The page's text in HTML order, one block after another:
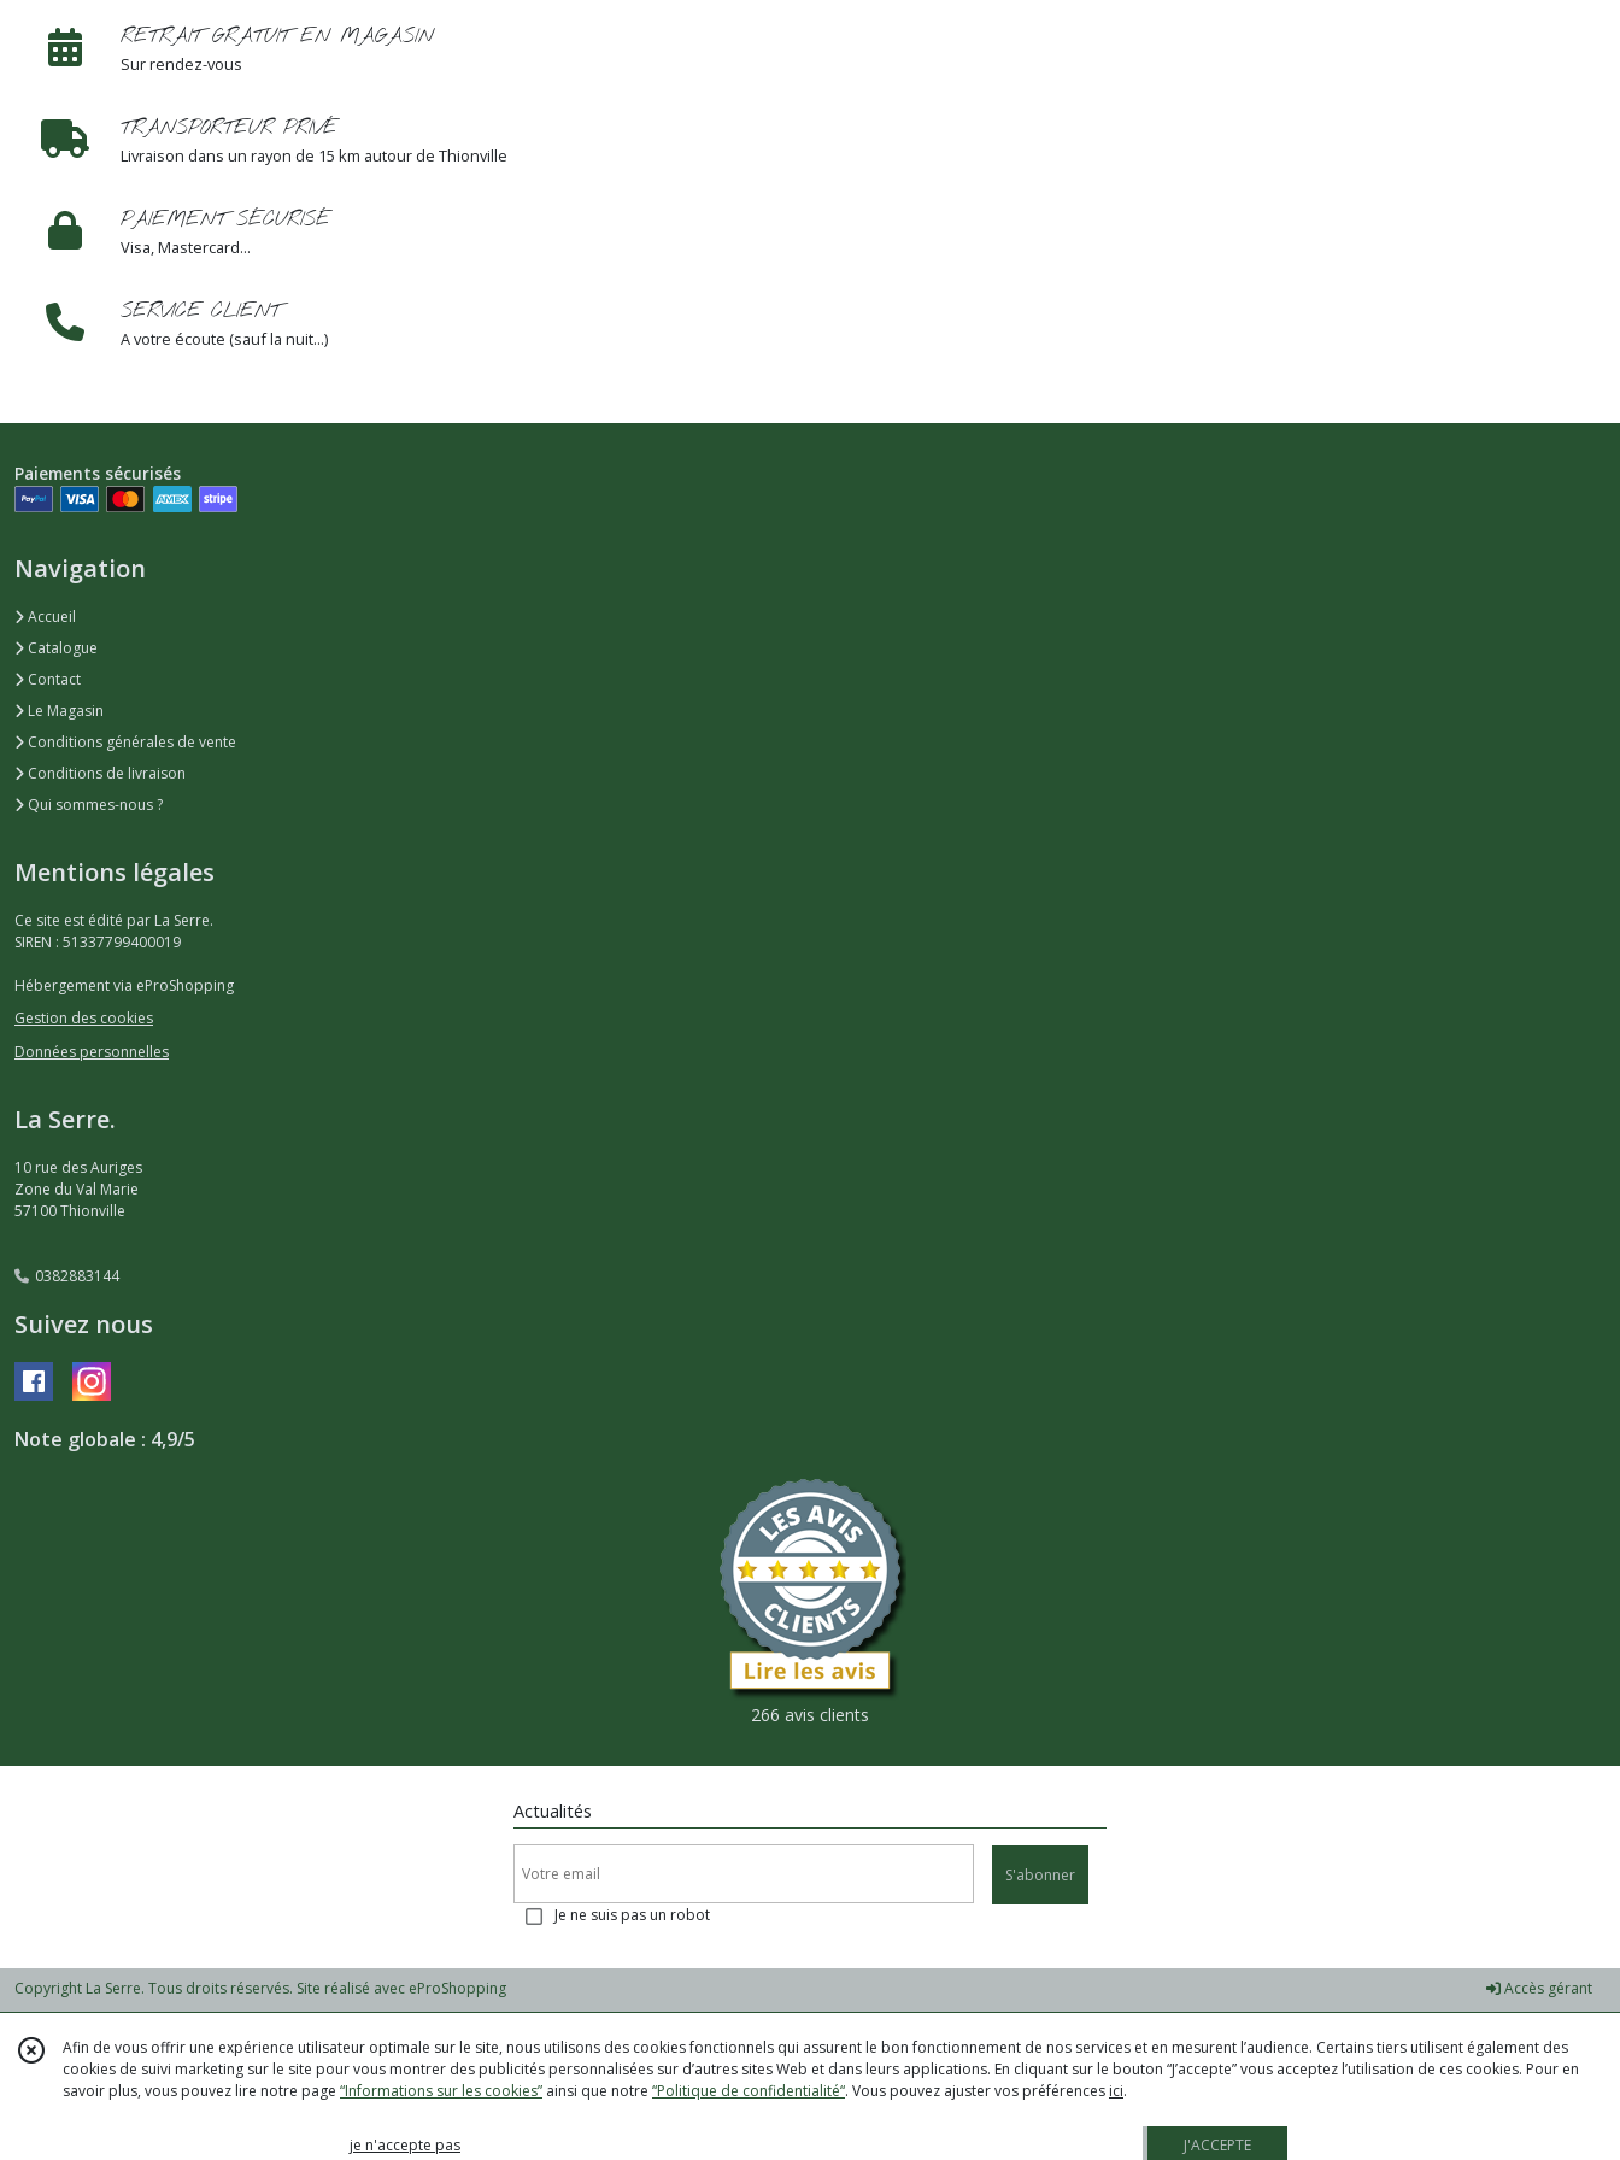
RETRAIT GRATUIT EN MAGASIN
Sur rendez-vous
TRANSPORTEUR PRIVÉ
Livraison dans un rayon de 15 km autour de Thionville
PAIEMENT SÉCURISÉ
Visa, Mastercard...
SERVICE CLIENT
A votre écoute (sauf la nuit...)
Paiements sécurisés
Navigation
Accueil
Catalogue
Contact
Le Magasin
Conditions générales de vente
Conditions de livraison
Qui sommes-nous ?
Mentions légales
Ce site est édité par La Serre.
SIREN : 51337799400019
Hébergement via eProShopping
Gestion des cookies
Données personnelles
La Serre.
10 rue des Auriges
Zone du Val Marie
57100Thionville
0382883144
Suivez nous
Note globale : 4,9/5
266 avis clients
Actualités
S'abonner
Je ne suis pas un robot
Copyright La Serre. Tous droits réservés. Site réalisé avec eProShopping Accès gérant
Afin de vous offrir une expérience utilisateur optimale sur le site, nous utilisons des cookies fonctionnels qui assurent le bon fonctionnement de nos services et en mesurent l’audience. Certains tiers utilisent également des
cookies de suivi marketing sur le site pour vous montrer des publicités personnalisées sur d’autres sites Web et dans leurs applications. En cliquant sur le bouton “J’accepte” vous acceptez l’utilisation de ces cookies. Pour en
savoir plus, vous pouvez lire notre page “Informations sur les cookies” ainsi que notre “Politique de confidentialité“. Vous pouvez ajuster vos préférences ici.
je n'accepte pas J'ACCEPTE